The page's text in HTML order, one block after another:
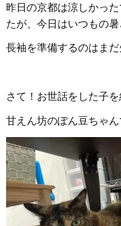
昨日の京都は涼しかっ
たが、今日はいつもの
長袖を準備するのはま
さて！お世話をした子
甘えん坊のぽん豆ちゃん